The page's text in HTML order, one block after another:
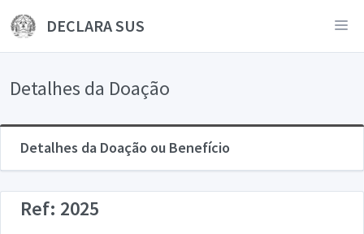
DECLARA SUS
Detalhes da Doação
Detalhes da Doação ou Benefício
Ref: 2025